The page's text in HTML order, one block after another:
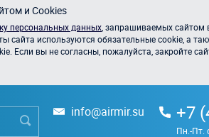
и Cookies
персональных данных , запрашиваемых
используются обязательные cookie, а
вы не согласны, пожалуйста, закройте
info@airmir.su +7
Пн.-Пт.